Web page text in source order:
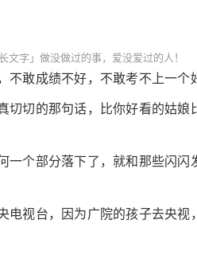
长文字」做没做过的事，爱没爱过的人！
敢成绩不好，不敢考不上一个
切的那句话，比你好看的姑
个部分落下了，就和那些闪闪
视台，因为广院的孩子去央视